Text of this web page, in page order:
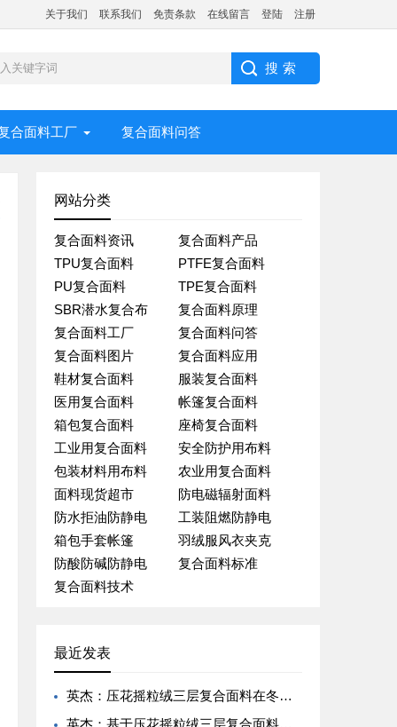
关于我们 联系我们 免责条款 在线留言 登陆 注册
合面料工厂 复合面料问答
网站分类
复合面料资讯
复合面料产品
TPU复合面料
PTFE复合面料
PU复合面料
TPE复合面料
SBR潜水复合布
复合面料原理
复合面料工厂
复合面料问答
复合面料图片
复合面料应用
鞋材复合面料
服装复合面料
医用复合面料
帐篷复合面料
箱包复合面料
座椅复合面料
工业用复合面料
安全防护用布料
包装材料用布料
农业用复合面料
面料现货超市
防电磁辐射面料
防水拒油防静电
工装阻燃防静电
箱包手套帐篷
羽绒服风衣夹克
防酸防碱防静电
复合面料标准
复合面料技术
最近发表
英杰：压花摇粒绒三层复合面料在冬季户外服装中的保暖性能优化研究
英杰：基于压花摇粒绒三层复合面料的高透气防风运动服饰开发